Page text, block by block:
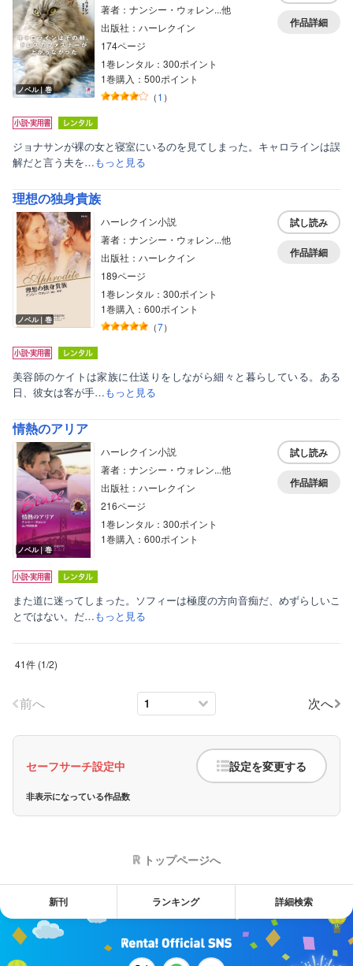
ノベル｜巻
著者：ナンシー・ウォレン...他
出版社：ハーレクイン
174ページ
1巻レンタル：300ポイント
1巻購入：500ポイント
（1 ）
作品詳細
ジョナサンが裸の女と寝室にいるのを見てしまった。キャロラインは誤
解だと言う夫を…もっと見る
理想の独身貴族
ノベル｜巻
ハーレクイン小説
著者：ナンシー・ウォレン...他
出版社：ハーレクイン
189ページ
1巻レンタル：300ポイント
1巻購入：600ポイント
（7）
試し読み
作品詳細
美容師のケイトは家族に仕送りをしながら細々と暮らしている。ある
日、彼女は客が手…もっと見る
情熱のアリア
ノベル｜巻
ハーレクイン小説
著者：ナンシー・ウォレン...他
出版社：ハーレクイン
216ページ
1巻レンタル：300ポイント
1巻購入：600ポイント
試し読み
作品詳細
また道に迷ってしまった。ソフィーは極度の方向音痴だ、めずらしいこ
とではない。だ…もっと見る
41件 (1/2)
前へ 次へ
セーフサーチ設定中 設定を変更する
非表示になっている作品数
トップページへ
新刊 ランキング 詳細検索